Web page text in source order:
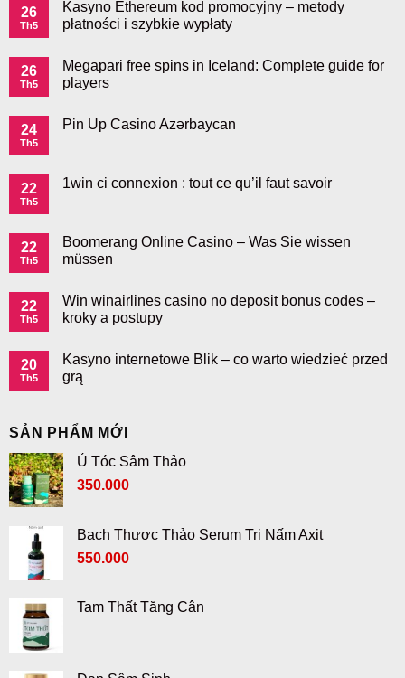
26
Th5
Kasyno Ethereum kod promocyjny – metody
płatności i szybkie wypłaty
26
Th5
Megapari free spins in Iceland: Complete guide for
players
24
Th5
Pin Up Casino Azərbaycan
22
Th5
1win ci connexion : tout ce qu’il faut savoir
22
Th5
Boomerang Online Casino – Was Sie wissen
müssen
22
Th5
Win winairlines casino no deposit bonus codes –
kroky a postupy
20
Th5
Kasyno internetowe Blik – co warto wiedzieć przed
grą
SẢN PHẨM MỚI
Ủ Tóc Sâm Thảo
350.000
Bạch Thược Thảo Serum Trị Nấm Axit
550.000
Tam Thất Tăng Cân